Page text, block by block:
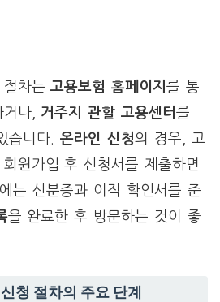
절차는고용보험 홈페이지를 통
나, 거주지 관할 고용센터를
습니다.온라인 신청의 경우, 고
원가입 후 신청서를 제출하면
는 신분증과 이직 확인서를 준
을 완료한 후 방문하는 것이 좋
청 절차의 주요 단계